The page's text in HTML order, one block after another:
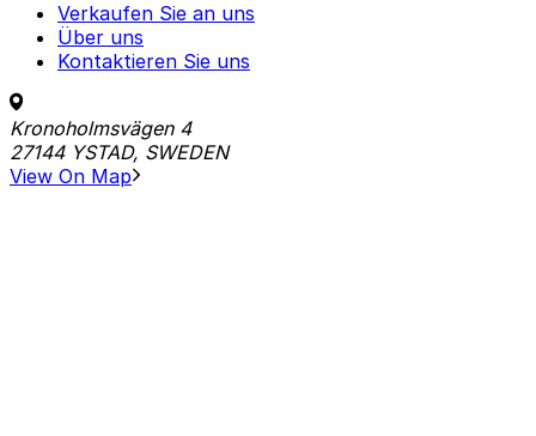
Verkaufen Sie an uns
Über uns
Kontaktieren Sie uns
Kronoholmsvägen 4
27144 YSTAD, SWEDEN
View On Map